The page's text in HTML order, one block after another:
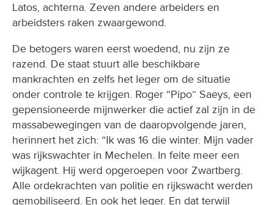
Latos, achterna. Zeven andere arbeiders en
arbeidsters raken zwaargewond.
De betogers waren eerst woedend, nu zijn ze
razend. De staat stuurt alle beschikbare
mankrachten en zelfs het leger om de situatie
onder controle te krijgen. Roger “Pipo” Saeys, een
gepensioneerde mijnwerker die actief zal zijn in de
massabewegingen van de daaropvolgende jaren,
herinnert het zich: “Ik was 16 die winter. Mijn vader
was rijkswachter in Mechelen. In feite meer een
wijkagent. Hij werd opgeroepen voor Zwartberg.
Alle ordekrachten van politie en rijkswacht werden
gemobiliseerd. En ook het leger. En dat terwijl